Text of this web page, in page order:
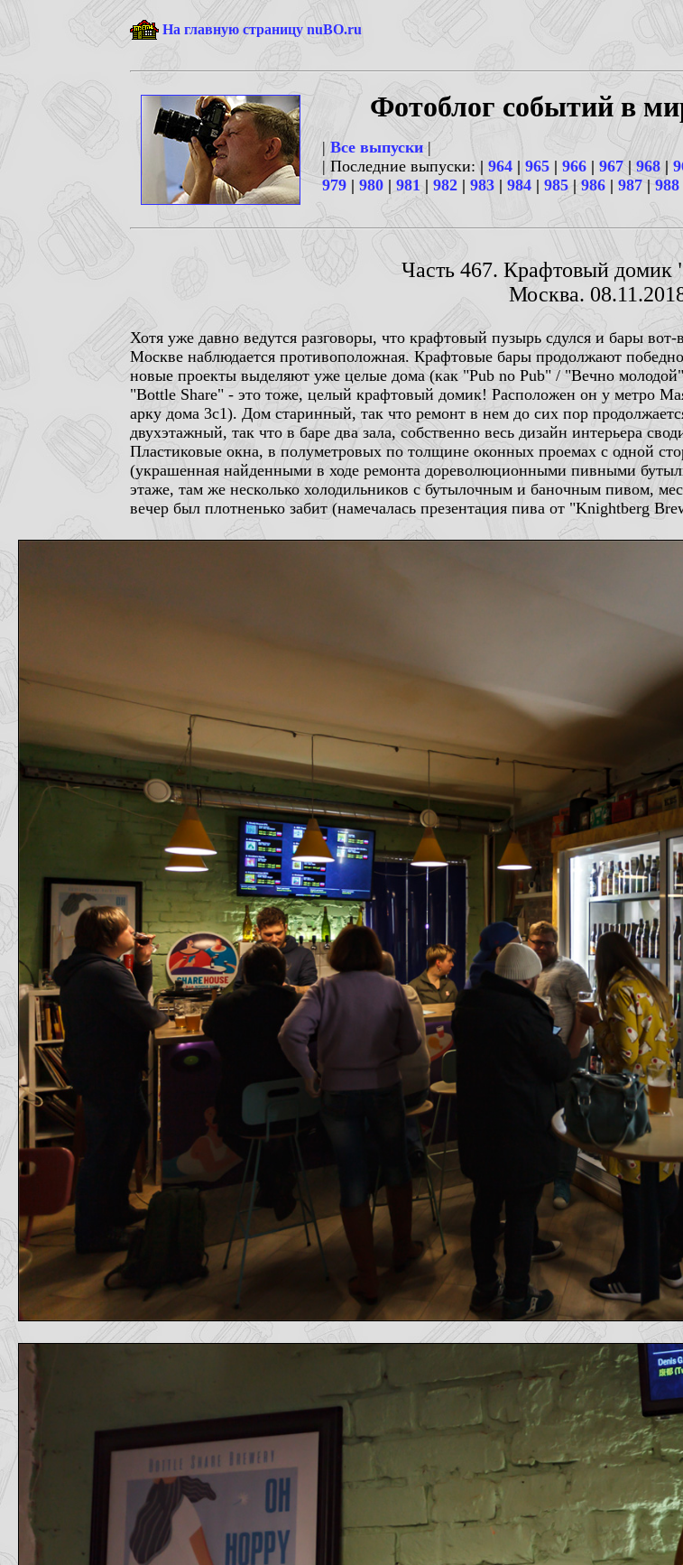
На главную страницу nuBO.ru
Фотоблог событий в
| Все выпуски |
| Последние выпуски: | 964 | 965 | 966 | 967| 968 |
979 | 980 | 981 | 982 | 983 | 984 | 985 | 986 | 987|988
Часть 467. Крафтовый домик
Москва.
Хотя уже давно ведутся разговоры, что крафтовый пузырь сдулся и бары
Москве наблюдается противоположная. Крафтовые бары продолжают
новые проекты выделяют уже целые дома (как "Pub no Pub" / "Вечно
"Bottle Share" - это тоже, целый крафтовый домик! Расположен он у метро
арку дома 3с1). Дом старинный, так что ремонт в нем до сих пор
двухэтажный, так что в баре два зала, собственно весь дизайн интерьера
Пластиковые окна, в полуметровых по толщине оконных проемах с одной
(украшенная найденными в ходе ремонта дореволюционными пивными
этаже, там же несколько холодильников с бутылочным и баночным пивом,
вечер был плотненько забит (намечалась презентация пива от "Knightberg